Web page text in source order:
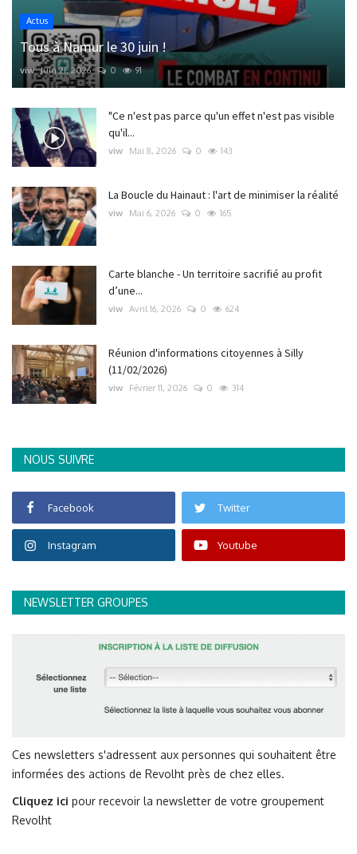
Actus
Tous à Namur le 30 juin !
viw Juin 21, 2026 0 91
"Ce n'est pas parce qu'un effet n'est pas visible
qu'il...
viw Mai 8, 2026 0 143
La Boucle du Hainaut : l'art de minimiser la réalité
viw Mai 6, 2026 0 165
Carte blanche - Un territoire sacrifié au profit
d’une...
viw Avril 16, 2026 0 624
Réunion d'informations citoyennes à Silly
(11/02/2026)
viw Février 11, 2026 0 314
NOUS SUIVRE
Facebook Twitter
Instagram Youtube
NEWSLETTER GROUPES
Ces newsletters s'adressent aux personnes qui souhaitent être
informées des actions de Revolht près de chez elles.
Cliquez ici pour recevoir la newsletter de votre groupement
Revolht